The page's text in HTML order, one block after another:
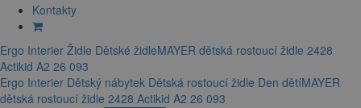
Kontakty
Ergo Interier Židle Dětské židleMAYER dětská rostoucí židle 2428
Actikid A2 26 093
Ergo Interier Dětský nábytek Dětská rostoucí židle Den dětíMAYER
dětská rostoucí židle 2428 Actikid A2 26 093